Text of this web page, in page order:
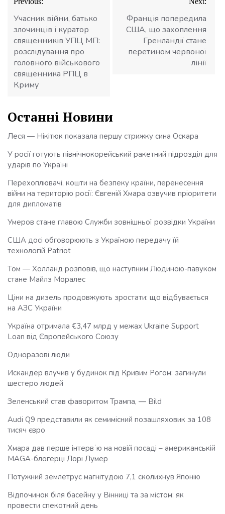
записів
Учасник війни, батько
злочинців і куратор
священників УПЦ МП:
розслідування про
головного військового
священника РПЦ в
Криму
Франція попередила
США, що захоплення
Гренландії стане
перетином червоної
лінії
Останні Новини
Леся — Нікітюк показала першу стрижку сина Оскара
У росії готують північнокорейський ракетний підрозділ для
ударів по Україні
Перехоплювачі, кошти на безпеку країни, перенесення
війни на територію росії: Євгеній Хмара озвучив пріоритети
для дипломатів
Умеров стане главою Служби зовнішньої розвідки України
США досі обговорюють з Україною передачу їй
технологій Patriot
Том — Холланд розповів, що наступним Людиною-павуком
стане Майлз Моралес
Ціни на дизель продовжують зростати: що відбувається
на АЗС України
Україна отримала €3,47 млрд у межах Ukraine Support
Loan від Європейського Союзу
Одноразові люди
Искандер влучив у будинок під Кривим Рогом: загинули
шестеро людей
Зеленський став фаворитом Трампа, — Bild
Audi Q9 представили як семимісний позашляховик за 108
тисяч євро
Хмара дав перше інтервʼю на новій посаді – американській
MAGA-блогерці Лорі Лумер
Потужний землетрус магнітудою 7,1 сколихнув Японію
Відпочинок біля басейну у Вінниці та за містом: як
провести спекотний день